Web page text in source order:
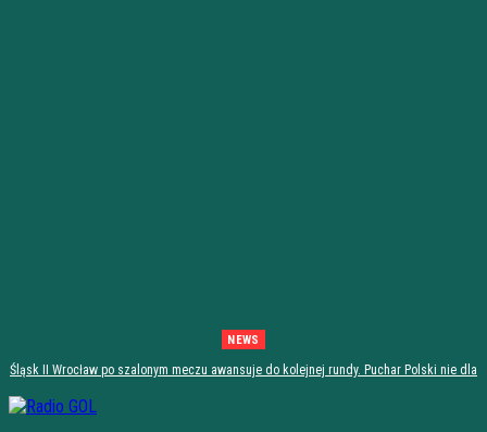
NEWS
Śląsk II Wrocław po szalonym meczu awansuje do kolejnej rundy. Puchar Polski nie dla